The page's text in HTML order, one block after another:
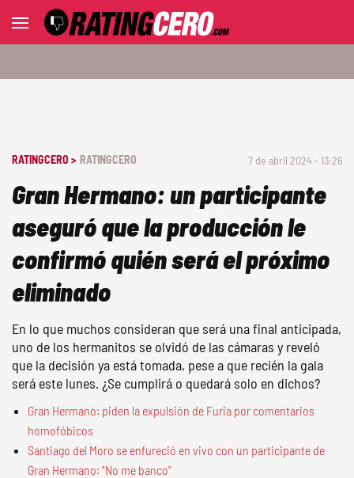
RATINGCERO > RATINGCERO 7 de abril 2024 - 13:26
Gran Hermano: un participante
aseguró que la producción le
confirmó quién será el próximo
eliminado
En lo que muchos consideran que será una final anticipada,
uno de los hermanitos se olvidó de las cámaras y reveló
que la decisión ya está tomada, pese a que recién la gala
será este lunes. ¿Se cumplirá o quedará solo en dichos?
Gran Hermano: piden la expulsión de Furia por comentarios
homofóbicos
Santiago del Moro se enfureció en vivo con un participante de
Gran Hermano: "No me banco"